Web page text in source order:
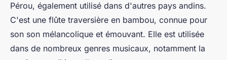
Pérou, également utilisé dans d'autres pays andins.
C'est une flûte traversière en bambou, connue pour
son son mélancolique et émouvant. Elle est utilisée
dans de nombreux genres musicaux, notamment la